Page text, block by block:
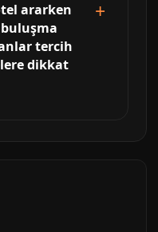
ararken
tercih
dikkat